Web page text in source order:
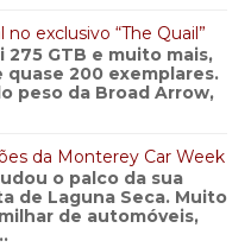
exclusivo “The Quail”
275 GTB e muito mais,
200 exemplares.
peso da Broad Arrow,
da Monterey Car Week
o palco da sua
de Laguna Seca. Muito
de automóveis,